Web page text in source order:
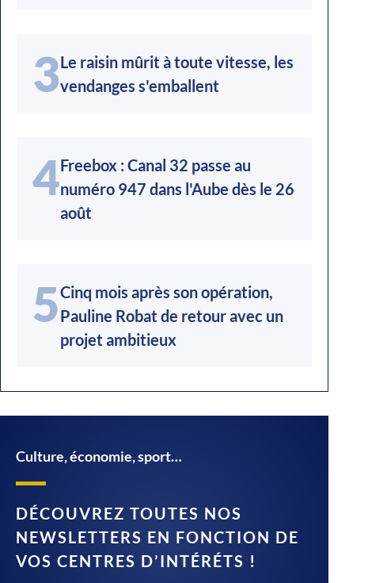
3Le raisin mûrit à toute vitesse, les
vendanges s'emballent
4Freebox : Canal 32 passe au
numéro 947 dans l'Aube dès le 26
août
5Cinq mois après son opération,
Pauline Robat de retour avec un
projet ambitieux
Culture, économie, sport…
DÉCOUVREZ TOUTES NOS
NEWSLETTERS EN FONCTION DE
VOS CENTRES D’INTÉRÉTS !